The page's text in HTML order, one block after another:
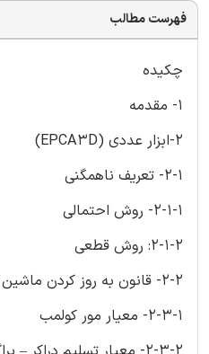
فهرست مطالب
چکیده
1- مقدمه
2-ابزار عددی (EPCA3D)
2-1- تعریف ناهمگنی
2-1-1- روش احتمالی
2-1-2: روش قطعی
2-2- قانون به روز کردن ماشین سلولی
2-3-1- معیار مور کولمب